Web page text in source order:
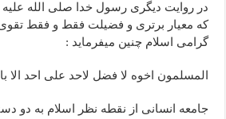
در روایت دیگری رسول خدا صلى الله علیه
که معیار برتری و فضیلت فقط و فقط
گرامی اسلام چنین میفرماید :
المسلمون اخوه لا فضل لاحد علی احد الا
جامعه انسانی از نقطه نظر اسلام به دو